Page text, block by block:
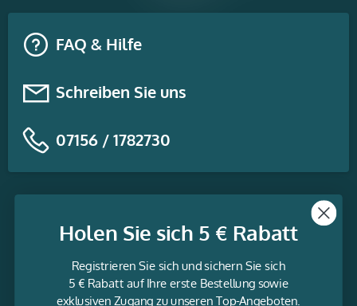
FAQ & Hilfe
Schreiben Sie uns
07156 / 1782730
Informationen
Holen Sie sich 5 € Rabatt
Registrieren Sie sich und sichern Sie sich
5 € Rabatt auf Ihre erste Bestellung sowie
exklusiven Zugang zu unseren Top-Angeboten.